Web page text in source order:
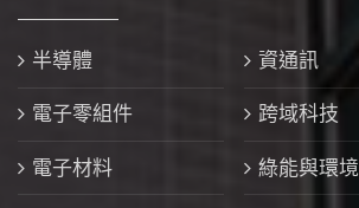
半導體 資通訊
電子零組件 跨域科技
電子材料 綠能與環境